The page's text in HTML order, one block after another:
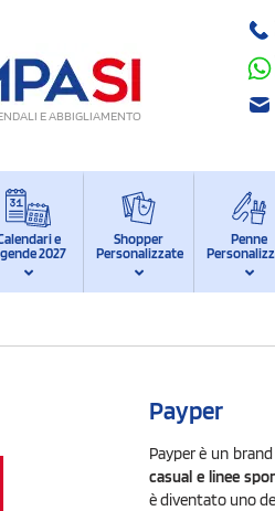
E ABBIGLIAMENTO
e
2027
Shopper
Personalizzate
Penne
Payper
Payper è un
casual e linee
è diventato uno